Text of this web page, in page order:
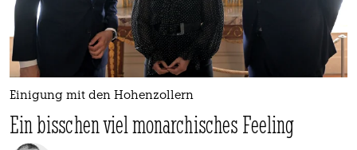
nord
wahrheit
verlag
verlag
Einigung mit den Hohenzollern
Ein bisschen viel monarchisches Feeling